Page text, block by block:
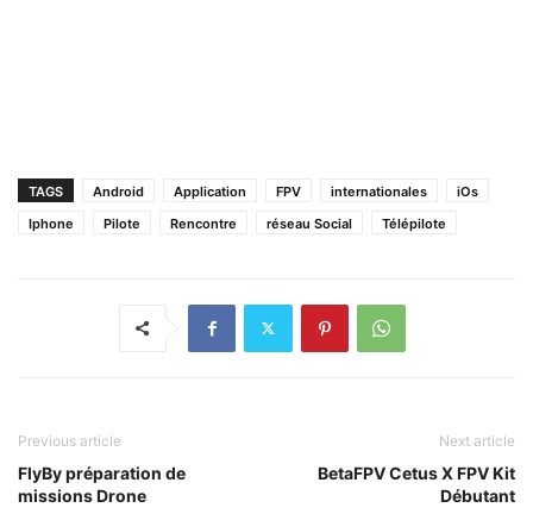
TAGS Android Application FPV internationales
iOs
Iphone
Pilote Rencontre réseau Social Télépilote
Previous article
FlyBy préparation de
missions Drone
Next article
BetaFPV Cetus X FPV Kit
Débutant